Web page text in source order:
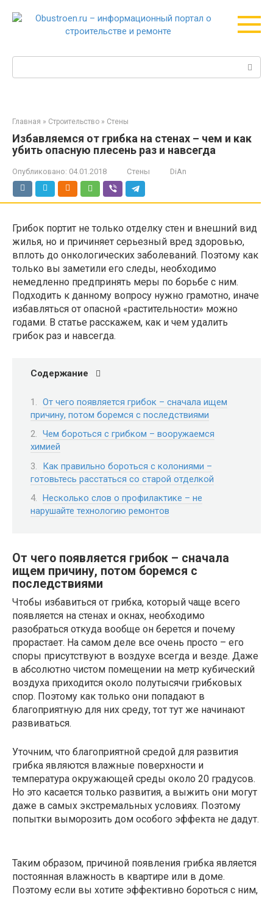
Поиск:
Главная » Строительство » Стены
Избавляемся от грибка на стенах – чем и как
убить опасную плесень раз и навсегда
Опубликовано: 04.01.2018 Стены DiAn
Грибок портит не только отделку стен и внешний вид
жилья, но и причиняет серьезный вред здоровью,
вплоть до онкологических заболеваний. Поэтому как
только вы заметили его следы, необходимо
немедленно предпринять меры по борьбе с ним.
Подходить к данному вопросу нужно грамотно, иначе
избавляться от опасной «растительности» можно
годами. В статье расскажем, как и чем удалить
грибок раз и навсегда.
Содержание
От чего появляется грибок – сначала ищем
причину, потом боремся с последствиями
Чем бороться с грибком – вооружаемся
химией
Как правильно бороться с колониями –
готовьтесь расстаться со старой отделкой
Несколько слов о профилактике – не
нарушайте технологию ремонтов
От чего появляется грибок – сначала
ищем причину, потом боремся с
последствиями
Чтобы избавиться от грибка, который чаще всего
появляется на стенах и окнах, необходимо
разобраться откуда вообще он берется и почему
прорастает. На самом деле все очень просто – его
споры присутствуют в воздухе всегда и везде. Даже
в абсолютно чистом помещении на метр кубический
воздуха приходится около полутысячи грибковых
спор. Поэтому как только они попадают в
благоприятную для них среду, тот тут же начинают
развиваться.
Уточним, что благоприятной средой для развития
грибка являются влажные поверхности и
температура окружающей среды около 20 градусов.
Но это касается только развития, а выжить они могут
даже в самых экстремальных условиях. Поэтому
попытки выморозить дом особого эффекта не дадут.
Таким образом, причиной появления грибка является
постоянная влажность в квартире или в доме.
Поэтому если вы хотите эффективно бороться с ним,